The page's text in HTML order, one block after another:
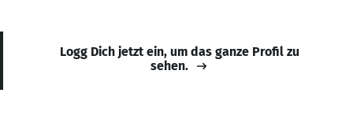
Logg Dich jetzt ein, um das ganze Profil zu
sehen.